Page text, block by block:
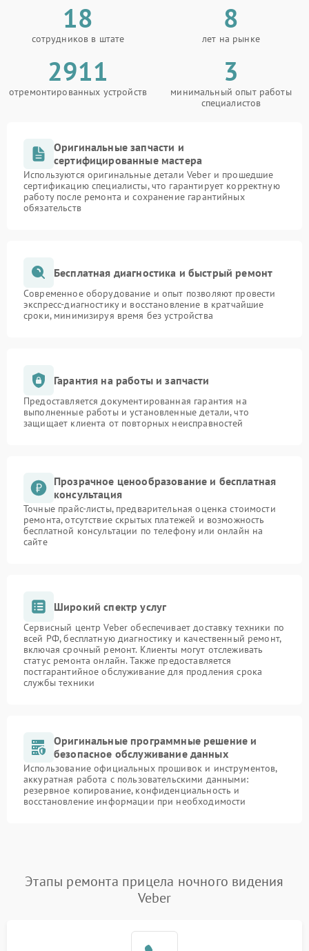
18
сотрудников в штате
8
лет на рынке
2911
отремонтированных устройств
3
минимальный опыт работы
специалистов
Оригинальные запчасти и
сертифицированные мастера
Используются оригинальные детали Veber и прошедшие
сертификацию специалисты, что гарантирует корректную
работу после ремонта и сохранение гарантийных
обязательств
Бесплатная диагностика и быстрый ремонт
Современное оборудование и опыт позволяют провести
экспресс-диагностику и восстановление в кратчайшие
сроки, минимизируя время без устройства
Гарантия на работы и запчасти
Предоставляется документированная гарантия на
выполненные работы и установленные детали, что
защищает клиента от повторных неисправностей
Прозрачное ценообразование и бесплатная
консультация
Точные прайс-листы, предварительная оценка стоимости
ремонта, отсутствие скрытых платежей и возможность
бесплатной консультации по телефону или онлайн на
сайте
Широкий спектр услуг
Сервисный центр Veber обеспечивает доставку техники по
всей РФ, бесплатную диагностику и качественный ремонт,
включая срочный ремонт. Клиенты могут отслеживать
статус ремонта онлайн. Также предоставляется
постгарантийное обслуживание для продления срока
службы техники
Оригинальные программные решение и
безопасное обслуживание данных
Использование официальных прошивок и инструментов,
аккуратная работа с пользовательскими данными:
резервное копирование, конфиденциальность и
восстановление информации при необходимости
Этапы ремонта прицела ночного видения
Veber